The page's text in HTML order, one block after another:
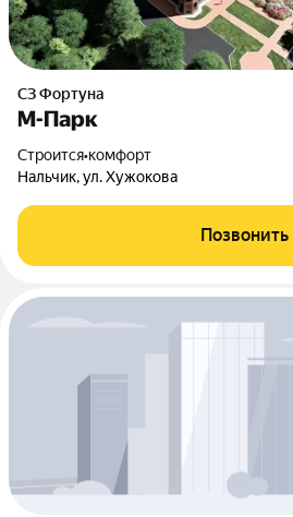
СЗ Фортуна
М-Парк
Строится•комфорт
Нальчик, ул. Хужокова
Позвонить